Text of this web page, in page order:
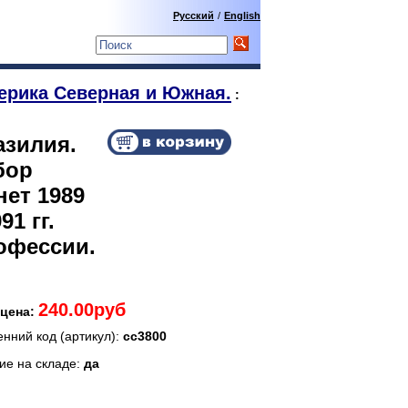
Русский / English
Северная и Южная. :
1989
гг.
240.00руб
код (артикул): сс3800
на складе: да